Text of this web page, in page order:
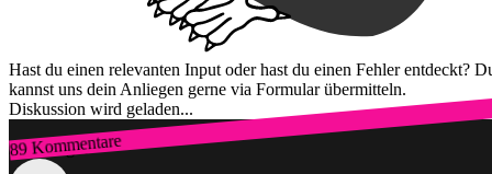
Hast du einen relevanten Input oder hast du einen Fehler entdeckt?
kannst uns dein Anliegen gerne via Formular übermitteln.
Diskussion wird geladen...
89 Kommentare
Zum Login